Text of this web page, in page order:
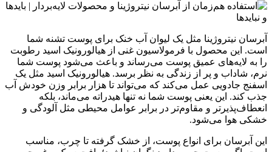
آبرسان نیتروژینا مثل یک لیوان آب خنک برای پوست تشنه شما
است. این محصول با فرمولاسیون غنی از هیالورونیک اسید رطوبت
را به لایه‌های عمیق پوست می‌رساند و باعث می‌شود پوست شما
نرم، شاداب و پر از زندگی به نظر برسد. هیالورونیک اسید مثل یک
اسفنج جادویی عمل می‌کند که می‌تواند تا هزار برابر وزن خودش آب
جذب کند. این یعنی پوست شما نه تنها هیدراته می‌ماند، بلکه
انعطاف‌پذیرتر و مقاوم‌تر در برابر عوامل محیطی مثل آلودگی و
خشکی هوا می‌شود.
این آبرسان برای انواع پوست، از خشک گرفته تا چرب، مناسب